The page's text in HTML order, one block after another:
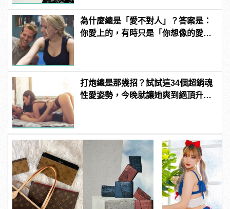
為什麼總是「愛不對人」？答案是：
你愛上的，有時只是「你想像的愛
打炮總是那幾招？試試這34個超銷魂
性愛姿勢，今晚就讓她爽到絕頂升